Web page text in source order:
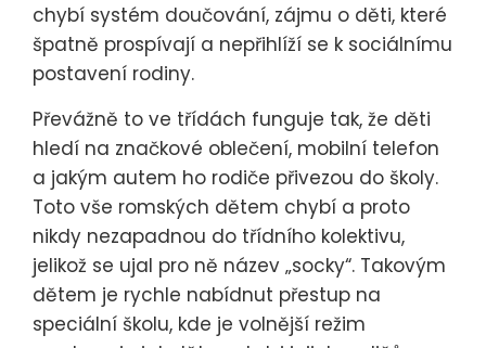
chybí systém doučování, zájmu o děti, které
špatně prospívají a nepřihlíží se k sociálnímu
postavení rodiny.
Převážně to ve třídách funguje tak, že děti
hledí na značkové oblečení, mobilní telefon
a jakým autem ho rodiče přivezou do školy.
Toto vše romských dětem chybí a proto
nikdy nezapadnou do třídního kolektivu,
jelikož se ujal pro ně název „socky“. Takovým
dětem je rychle nabídnut přestup na
speciální školu, kde je volnější režim